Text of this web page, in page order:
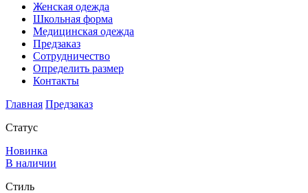
Женская одежда
Школьная форма
Медицинская одежда
Предзаказ
Сотрудничество
Определить размер
Контакты
Главная Предзаказ
Статус
Новинка
В наличии
Стиль